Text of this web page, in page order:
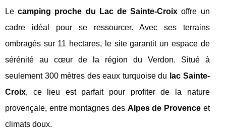
Lecamping proche du Lac de Sainte-Croix offre un
cadre idéal pour se ressourcer. Avec ses terrains
ombragés sur 11 hectares, le site garantit un espace de
sérénité au cœur de la région du Verdon. Situé à
seulement 300 mètres des eaux turquoise du lac Sainte-
Croix, ce lieu est parfait pour profiter de la nature
provençale, entre montagnes des Alpes de Provenceet
climats doux.